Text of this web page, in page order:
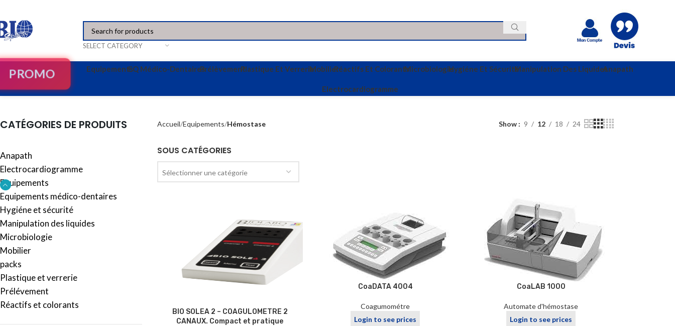
SELECT CATEGORY
PROMO EquipementsEQ Médico-DentairesPrélèvementPlastique Et VerrerieMobilierRéactifs Et ColorantsMicrobiologieHygiéne Et SécuritéManipulation Des LiquidesAnapath
Electrocardiogramme
CATÉGORIES DE PRODUITS
Anapath
Electrocardiogramme
Equipements
Equipements médico-dentaires
Hygiéne et sécurité
Manipulation des liquides
Microbiologie
Mobilier
packs
Plastique et verrerie
Prélévement
Réactifs et colorants
Accueil Equipements Hémostase Show 9 12 18 24
SOUS CATÉGORIES
Sélectionner une catégorie
BIO SOLEA 2 – COAGULOMETRE 2
CANAUX. Compact et pratique
CoaDATA 4004
Coagumométre
Login to see prices
CoaLAB 1000
Automate d'hémostase
Login to see prices